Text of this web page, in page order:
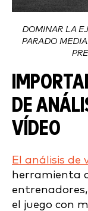
DOMINAR LA
PARADO
DE
VÍDEO
El análisis de
herramienta
el juego con